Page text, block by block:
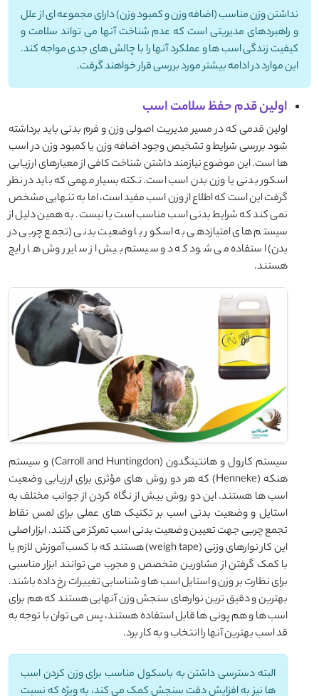
نداشتن وزن مناسب (اضافه وزن و کمبود وزن) دارای مجموعه ای از علل
و راهبردهای مدیریتی است که عدم شناخت آنها می تواند سلامت و
کیفیت زندگی اسب ها و عملکرد آنها را با چالش های جدی مواجه کند.
این موارد در ادامه بیشتر مورد بررسی قرار خواهند گرفت.
اولین قدم حفظ سلامت اسب
اولین قدمی که در مسیر مدیریت اصولی وزن و فرم بدنی باید برداشته
شود بررسی شرایط و تشخیص وجود اضافه وزن یا کمبود وزن در اسب
ها است. این موضوع نیازمند داشتن شناخت کافی از معیارهای ارزیابی
اسکور بدنی یا وزن بدن اسب است. نکته بسیار مهمی که باید در نظر
گرفت این است که اطلاع از وزن اسب مفید است، اما به تنهایی مشخص
نمی کند که شرایط بدنی اسب مناسب است یا نیست. به همین دلیل از
سیستم های امتیازدهی به اسکور یا وضعیت بدنی (تجمع چربی در
بدن) استفاده می شود که دو سیستم بیش از سایر روش ها رایج
هستند.
سیستم کارول و هانتینگدون (Carroll and Huntingdon) و سیستم
هنکه (Henneke) که هر دو روش های مؤثری برای ارزیابی وضعیت
اسب ها هستند. این دو روش بیش از نگاه کردن از جوانب مختلف به
استایل و وضعیت بدنی اسب بر تکنیک های عملی برای لمس نقاط
تجمع چربی جهت تعیین وضعیت بدنی اسب تمرکز می کنند. ابزار اصلی
این کار نوارهای وزنی (weigh tape) هستند که با کسب آموزش لازم یا
با کمک گرفتن از مشاورین متخصص و مجرب می توانند ابزار مناسبی
برای نظارت بر وزن و استایل اسب ها و شناسایی تغییرات رخ داده باشند.
بهترین و دقیق ترین نوارهای سنجش وزن آنهایی هستند که هم برای
اسب ها و هم پونی ها قابل استفاده هستند، پس می توان با توجه به
قد اسب بهترین آنها را انتخاب و به کار برد.
البته دسترسی داشتن به باسکول مناسب برای وزن کردن اسب
ها نیز به افزایش دقت سنجش کمک می کند، به ویژه که نسبت